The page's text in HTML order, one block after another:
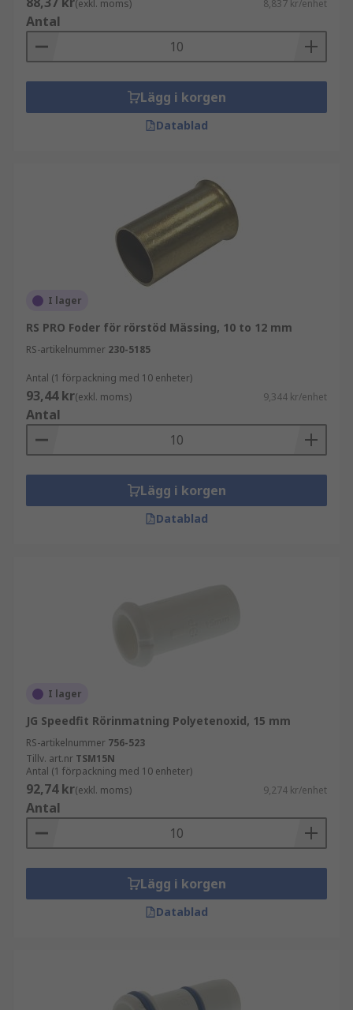
(exkl. moms) 8,837 kr/enhet
Antal
Lägg i korgen
Datablad
I lager
RS PRO Foder för rörstöd Mässing, 10 to 12 mm
RS-artikelnummer 230-5185
Antal (1 förpackning med 10 enheter)
93,44 kr(exkl. moms) 9,344 kr/enhet
Antal
Lägg i korgen
Datablad
I lager
JG Speedfit Rörinmatning Polyetenoxid, 15 mm
RS-artikelnummer 756-523
Tillv. art.nr TSM15N
Antal (1 förpackning med 10 enheter)
92,74 kr(exkl. moms) 9,274 kr/enhet
Antal
Lägg i korgen
Datablad